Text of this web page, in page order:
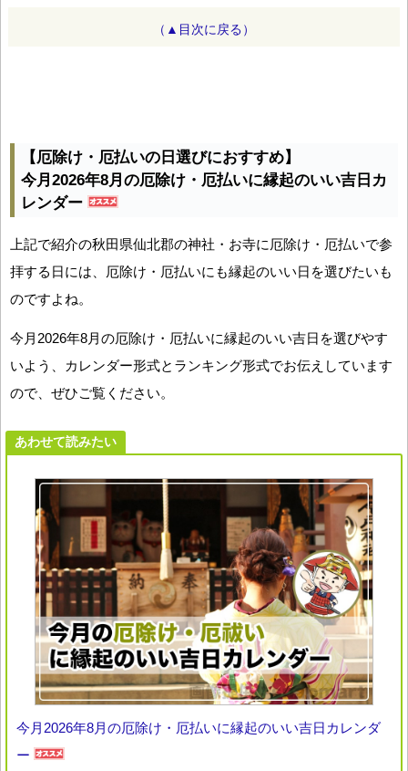
（▲目次に戻る）
【厄除け・厄払いの日選びにおすすめ】
今月2026年8月の厄除け・厄払いに縁起のいい吉日カ
レンダー
上記で紹介の秋田県仙北郡の神社・お寺に厄除け・厄払いで参
拝する日には、厄除け・厄払いにも縁起のいい日を選びたいも
のですよね。
今月2026年8月の厄除け・厄払いに縁起のいい吉日を選びやす
いよう、カレンダー形式とランキング形式でお伝えしています
ので、ぜひご覧ください。
あわせて読みたい
今月2026年8月の厄除け・厄払いに縁起のいい吉日カレンダ
ー